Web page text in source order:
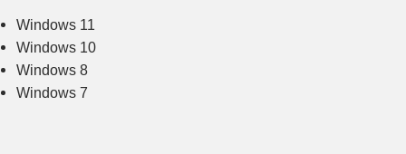
Windows 11
Windows 10
Windows 8
Windows 7